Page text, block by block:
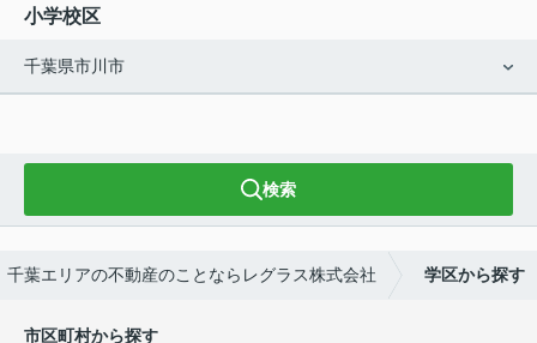
小学校区
千葉県市川市
検索
千葉エリアの不動産のことならレグラス株式会社 学区から探す
市区町村から探す